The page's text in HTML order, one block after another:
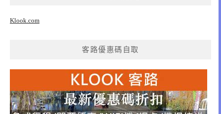
Klook.com
客路優惠碼自取